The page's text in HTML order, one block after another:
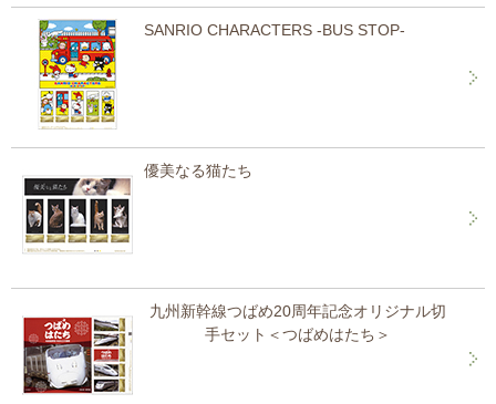
SANRIO CHARACTERS -BUS STOP-
優美なる猫たち
九州新幹線つばめ20周年記念オリジナル切
手セット＜つばめはたち＞